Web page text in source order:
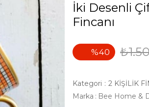
İki Desenli
Fincanı
40
Kategori : 2 KİŞİLİK
Marka : Bee Home &